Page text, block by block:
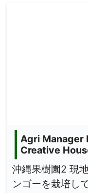
Agri Manager
Creative
沖縄果樹園2 現
ンゴーを栽培し